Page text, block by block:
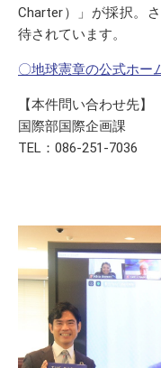
Charter）」が採択。
待されています。
〇地球憲章の公式ホー
【本件問い合わせ先】
国際部国際企画課
TEL：086-251-7036